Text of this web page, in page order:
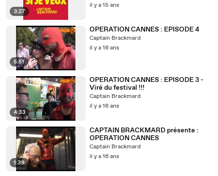
3:27
il y a 15 ans
5:51
OPERATION CANNES : EPISODE 4
Captain Brackmard
il y a 16 ans
4:33
OPERATION CANNES : EPISODE 3 -
Viré du festival !!!
Captain Brackmard
il y a 16 ans
1:39
CAPTAIN BRACKMARD présente :
OPERATION CANNES
Captain Brackmard
il y a 16 ans